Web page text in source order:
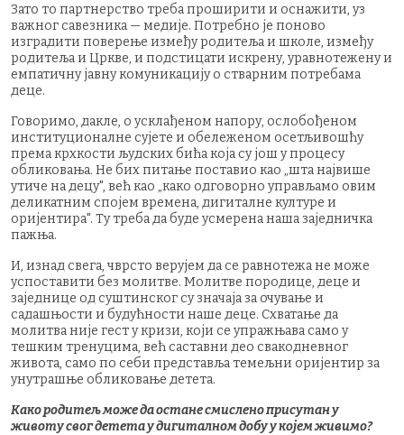
Зато то партнерство треба проширити и оснажити, уз
важног савезника — медије. Потребно је поново
изградити поверење између родитеља и школе, између
родитеља и Цркве, и подстицати искрену, уравнотежену и
емпатичну јавну комуникацију о стварним потребама
деце.
Говоримо, дакле, о усклађеном напору, ослобођеном
институционалне сујете и обележеном осетљивошћу
према крхкости људских бића која су још у процесу
обликовања. Не бих питање поставио као „шта највише
утиче на децу", већ као „како одговорно управљамо овим
деликатним спојем времена, дигиталне културе и
оријентира". Ту треба да буде усмерена наша заједничка
пажња.
И, изнад свега, чврсто верујем да се равнотежа не може
успоставити без молитве. Молитве породице, деце и
заједнице од суштинског су значаја за очување и
садашњости и будућности наше деце. Схватање да
молитва није гест у кризи, који се упражњава само у
тешким тренуцима, већ саставни део свакодневног
живота, само по себи представља темељни оријентир за
унутрашње обликовање детета.
Како родитељ може да остане смислено присутан у
животу свог детета у дигиталном добу у којем живимо?